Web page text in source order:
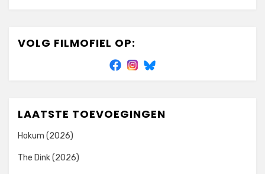
VOLG FILMOFIEL OP:
LAATSTE TOEVOEGINGEN
Hokum (2026)
The Dink (2026)